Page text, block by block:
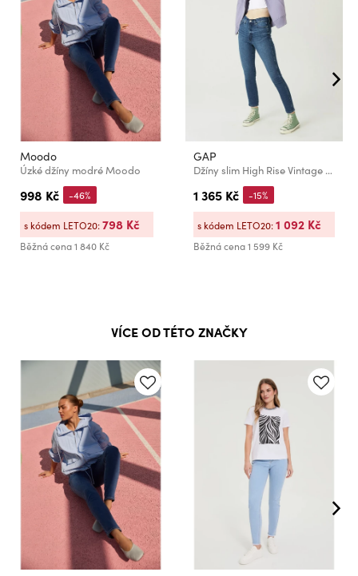
Moodo
Úzké džíny modré Moodo
998 Kč
Běžná cena1 840 Kč
-46%
s kódem LETO20:798 Kč
GAP
Džíny slim High Rise Vintage Washwell GAP
1 365 Kč
Běžná cena1 599 Kč
-15%
s kódem LETO20:1 092 Kč
VÍCE OD TÉTO ZNAČKY